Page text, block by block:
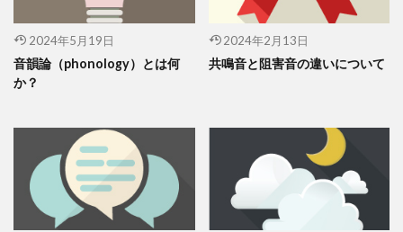
2024年5月19日
音韻論（phonology）とは何
か？
2024年2月13日
共鳴音と阻害音の違いについて